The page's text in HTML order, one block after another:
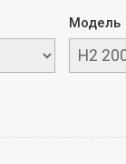
Модель